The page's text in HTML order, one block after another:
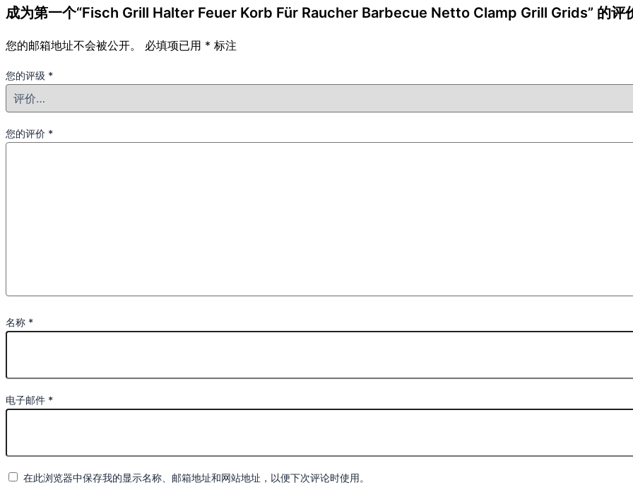
成为第一个“Fisch Grill Halter Feuer Korb Für Raucher Barbecue Netto Clamp Grill Grids” 的评
您的邮箱地址不会被公开。 必填项已用 * 标注
您的评级 *
您的评价 *
名称 *
电子邮件 *
在此浏览器中保存我的显示名称、邮箱地址和网站地址，以便下次评论时使用。